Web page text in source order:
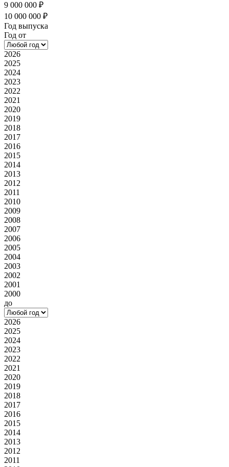
9 000 000 ₽
10 000 000 ₽
Год выпуска
Год от
2026
2025
2024
2023
2022
2021
2020
2019
2018
2017
2016
2015
2014
2013
2012
2011
2010
2009
2008
2007
2006
2005
2004
2003
2002
2001
2000
до
2026
2025
2024
2023
2022
2021
2020
2019
2018
2017
2016
2015
2014
2013
2012
2011